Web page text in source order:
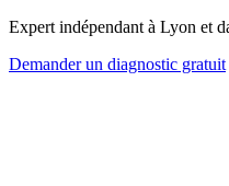
Expert indépendant à Lyon et
Demander un diagnostic gratuit